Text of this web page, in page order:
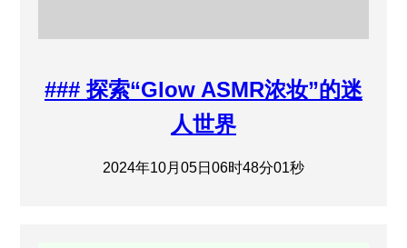
### 探索“Glow ASMR浓妆”的迷
人世界
2024年10月05日06时48分01秒